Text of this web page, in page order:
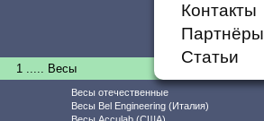
Контакты
Партнёры
Статьи
1 ..... Весы
Весы отечественные
Весы Bel Engineering (Италия)